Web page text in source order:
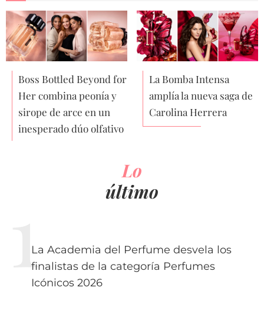
Boss Bottled Beyond for
Her combina peonía y
sirope de arce en un
inesperado dúo olfativo
La Bomba Intensa
amplía la nueva saga de
Carolina Herrera
Lo
último
La Academia del Perfume desvela los
finalistas de la categoría Perfumes
Icónicos 2026